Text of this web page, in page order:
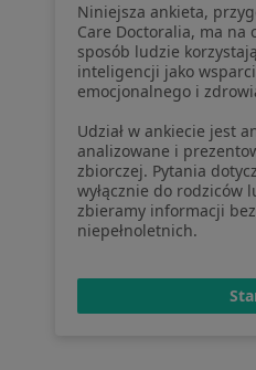
Jak działają
Dostępność
O nas
Praca
Partnerzy
Centrum
Kontakt
Niniejsza ankieta,
Care Doctoralia, ma na
sposób ludzie
inteligencji jako
emocjonalnego i
Udział w ankiecie jest
analizowane i
zbiorczej. Pytania
wyłącznie do rodziców
zbieramy informacji
niepełnoletnich.